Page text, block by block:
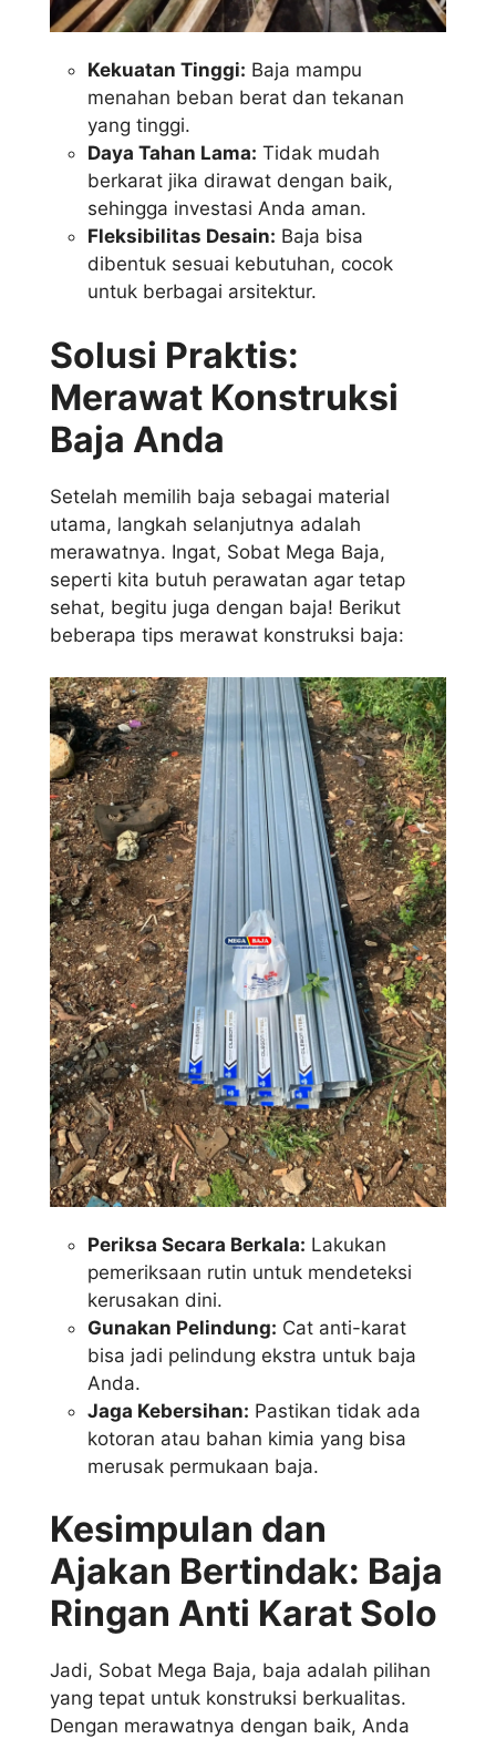
Kekuatan Tinggi: Baja mampu
menahan beban berat dan tekanan
yang tinggi.
Daya Tahan Lama: Tidak mudah
berkarat jika dirawat dengan baik,
sehingga investasi Anda aman.
Fleksibilitas Desain: Baja bisa
dibentuk sesuai kebutuhan, cocok
untuk berbagai arsitektur.
Solusi Praktis:
Merawat Konstruksi
Baja Anda
Setelah memilih baja sebagai material
utama, langkah selanjutnya adalah
merawatnya. Ingat, Sobat Mega Baja,
seperti kita butuh perawatan agar tetap
sehat, begitu juga dengan baja! Berikut
beberapa tips merawat konstruksi baja:
Periksa Secara Berkala: Lakukan
pemeriksaan rutin untuk mendeteksi
kerusakan dini.
Gunakan Pelindung: Cat anti-karat
bisa jadi pelindung ekstra untuk baja
Anda.
Jaga Kebersihan: Pastikan tidak ada
kotoran atau bahan kimia yang bisa
merusak permukaan baja.
Kesimpulan dan
Ajakan Bertindak: Baja
Ringan Anti Karat Solo
Jadi, Sobat Mega Baja, baja adalah pilihan
yang tepat untuk konstruksi berkualitas.
Dengan merawatnya dengan baik, Anda